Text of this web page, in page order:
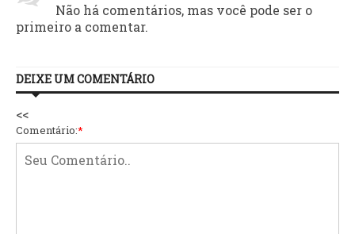
Não há comentários, mas você pode ser o
primeiro a comentar.
DEIXE UM COMENTÁRIO
<<
Comentário:*